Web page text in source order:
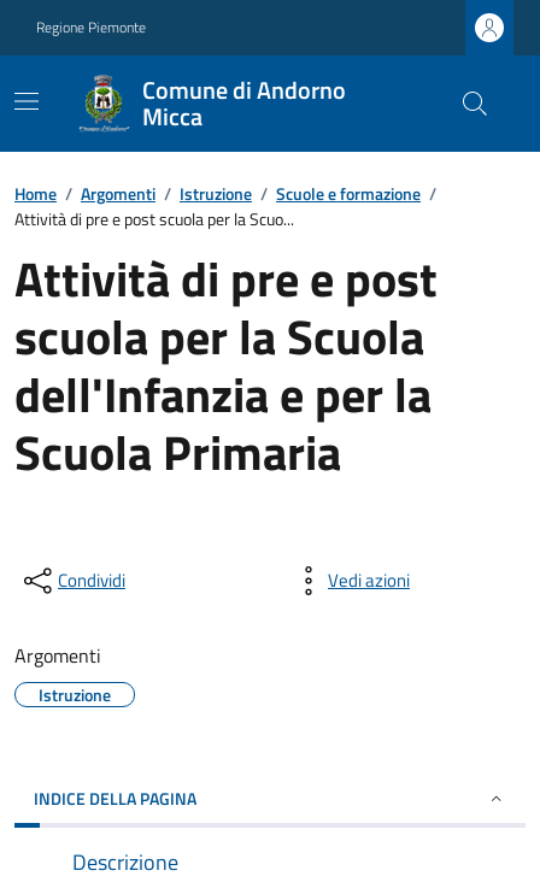
Regione Piemonte
Comune di Andorno
Micca
Home / Argomenti / Istruzione / Scuole e formazione /
Attività di pre e post scuola per la Scuo...
Attività di pre e post
scuola per la Scuola
dell'Infanzia e per la
Scuola Primaria
Condividi Vedi azioni
Argomenti
Istruzione
INDICE DELLA PAGINA
Descrizione